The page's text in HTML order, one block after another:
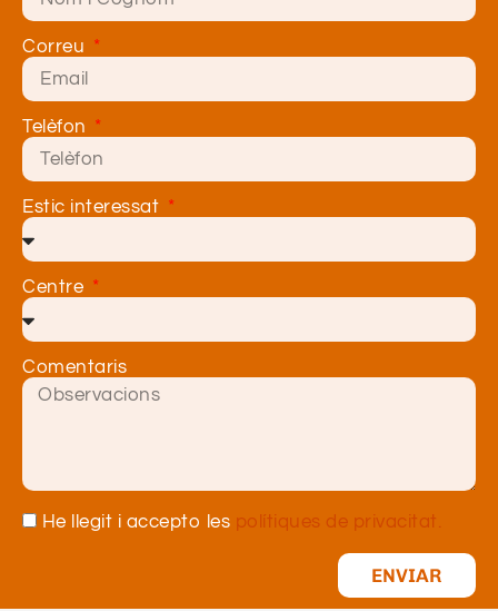
Correu
Telèfon
Estic interessat
Centre
Comentaris
He llegit i accepto les polítiques de privacitat.
ENVIAR